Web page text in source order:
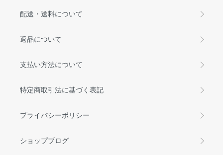
配送・送料について
返品について
支払い方法について
特定商取引法に基づく表記
プライバシーポリシー
ショップブログ